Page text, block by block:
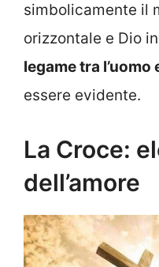
simbolicamente il
orizzontale e Dio
legame tra l’uomo
essere evidente.
La Croce:
dell’amore